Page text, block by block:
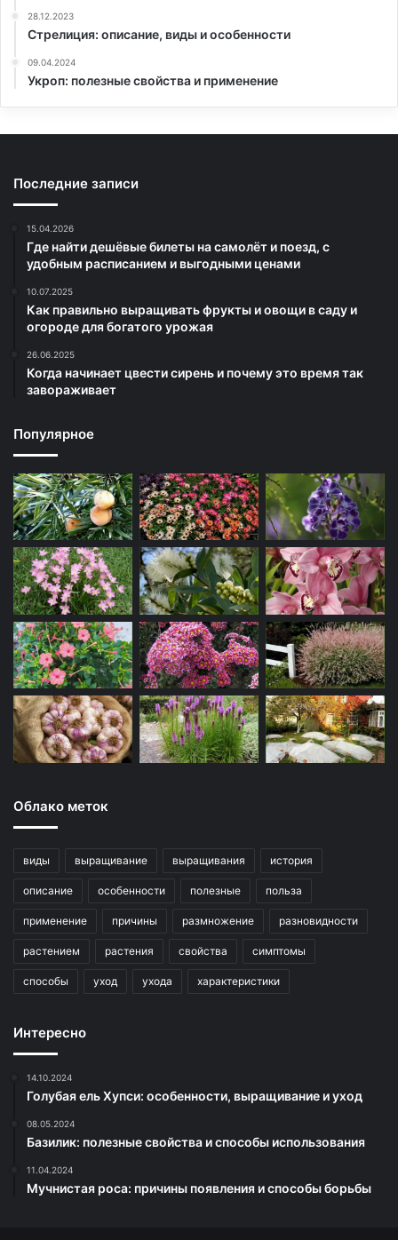
28.12.2023
Стрелиция: описание, виды и особенности
09.04.2024
Укроп: полезные свойства и применение
Последние записи
15.04.2026
Где найти дешёвые билеты на самолёт и поезд, с
удобным расписанием и выгодными ценами
10.07.2025
Как правильно выращивать фрукты и овощи в саду и
огороде для богатого урожая
26.06.2025
Когда начинает цвести сирень и почему это время так
завораживает
Популярное
Облако меток
виды выращивание выращивания история
описание особенности полезные польза
применение причины размножение разновидности
растением растения свойства симптомы
способы уход ухода характеристики
Интересно
14.10.2024
Голубая ель Хупси: особенности, выращивание и уход
08.05.2024
Базилик: полезные свойства и способы использования
11.04.2024
Мучнистая роса: причины появления и способы борьбы